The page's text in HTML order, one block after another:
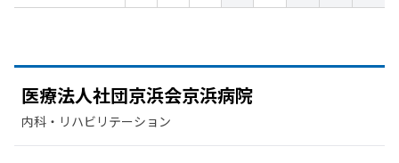
医療法人社団京浜会京浜病院
内科・​リハビリテーション